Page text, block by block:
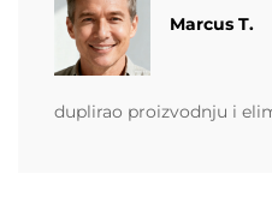
Marcus T.
duplirao proizvodnju i